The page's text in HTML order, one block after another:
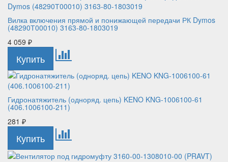
Вилка включения прямой и понижающей передачи РК Dymos
(48290Т00010) 3163-80-1803019
4 059 ₽
Гидронатяжитель (одноряд. цепь) KENO KNG-1006100-61
(406.1006100-211)
281 ₽